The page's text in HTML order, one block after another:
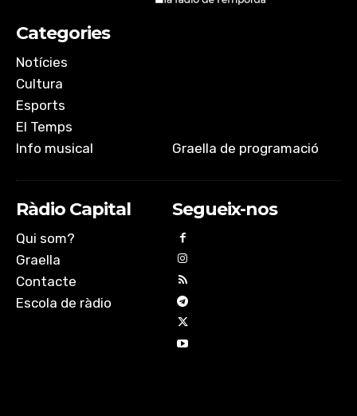
Categories
Notícies
Cultura
Esports
El Temps
Info musical
Graella de programació
Ràdio Capital
Qui som?
Graella
Contacte
Escola de ràdio
Segueix-nos